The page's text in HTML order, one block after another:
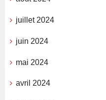
juillet 2024
juin 2024
mai 2024
avril 2024